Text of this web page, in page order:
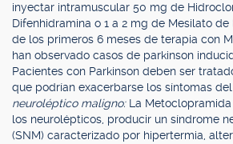
inyectar intramuscular 50 mg de
Difenhidramina o 1 a 2 mg de Mesilato
de los primeros 6 meses de terapia con
han observado casos de parkinson
Pacientes con Parkinson deben ser
que podrían exacerbarse los síntomas del
neuroléptico maligno: La
los neurolépticos, producir un síndrome
(SNM) caracterizado por hipertermia,